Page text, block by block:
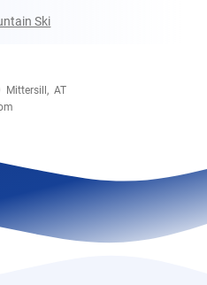
Ski
Mittersill, AT